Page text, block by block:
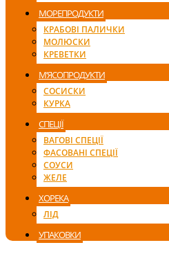
МОРЕПРОДУКТИ
КРАБОВІ ПАЛИЧКИ
МОЛЮСКИ
КРЕВЕТКИ
М’ЯСОПРОДУКТИ
СОСИСКИ
КУРКА
СПЕЦІЇ
ВАГОВІ СПЕЦІЇ
ФАСОВАНІ СПЕЦІЇ
СОУСИ
ЖЕЛЕ
ХОРЕКА
ЛІД
УПАКОВКИ